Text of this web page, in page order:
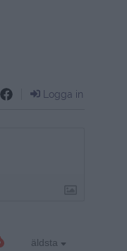
Logga in
äldsta